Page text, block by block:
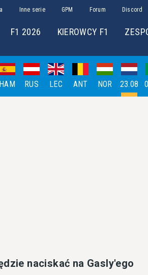
Inne serie GPM Forum Discord
F1 2026 KIEROWCY F1
HAM RUS LEC ANT NOR 23.08
naciskać na Gasly'ego